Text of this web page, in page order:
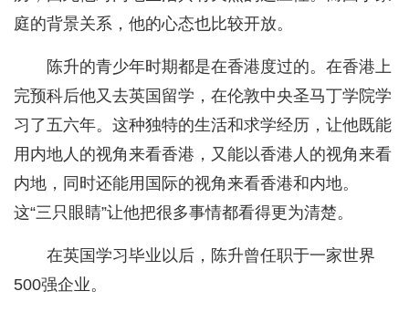
庭的背景关系，他的心态也比较开放。
陈升的青少年时期都是在香港度过的。在香港上
完预科后他又去英国留学，在伦敦中央圣马丁学院学
习了五六年。这种独特的生活和求学经历，让他既能
用内地人的视角来看香港，又能以香港人的视角来看
内地，同时还能用国际的视角来看香港和内地。
这“三只眼睛”让他把很多事情都看得更为清楚。
在英国学习毕业以后，陈升曾任职于一家世界
500强企业。